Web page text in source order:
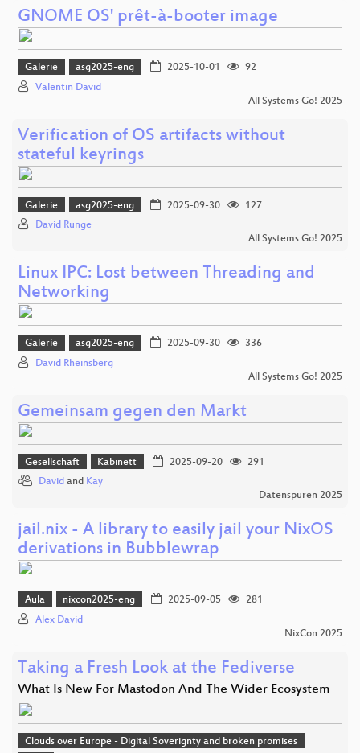
GNOME OS' prêt-à-booter image
Galerie asg2025-eng 2025-10-01
92
Valentin David
All Systems Go! 2025
Verification of OS artifacts without
stateful keyrings
Galerie asg2025-eng 2025-09-30
127
David Runge
All Systems Go! 2025
Linux IPC: Lost between Threading and
Networking
Galerie asg2025-eng 2025-09-30
336
David Rheinsberg
All Systems Go! 2025
Gemeinsam gegen den Markt
Gesellschaft Kabinett 2025-09-20
291
David and Kay
Datenspuren 2025
jail.nix - A library to easily jail your NixOS
derivations in Bubblewrap
Aula nixcon2025-eng 2025-09-05
281
Alex David
NixCon 2025
Taking a Fresh Look at the Fediverse
What Is New For Mastodon And The Wider Ecosystem
Clouds over Europe - Digital Soverignty and broken promises